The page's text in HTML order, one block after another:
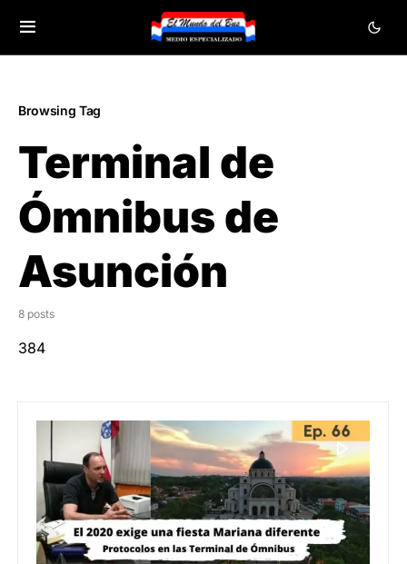
Browsing Tag
Terminal de
Ómnibus de
Asunción
8 posts
384